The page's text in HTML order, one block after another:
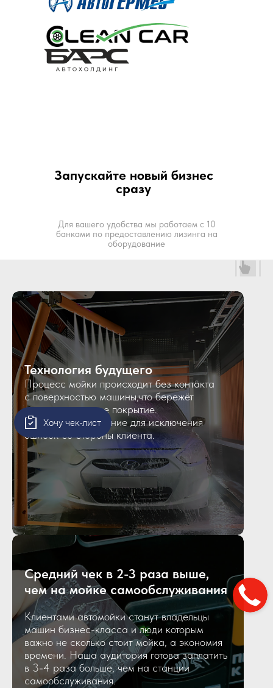
Запускайте новый бизнес
сразу
Для вашего удобства мы работаем с 10
банками по предоставлению лизинга на
оборудование
Технология будущего
Процесс мойки происходит без контакта
с поверхностью машины,что бережёт
ее лакокрасочное покрытие.
Голосовое управление для исключения
ошибок со стороны клиента.
Средний чек в 2-3 раза выше,
чем на мойке самообслуживания
Клиентами автомойки станут владельцы
машин бизнес-класса и люди которым
важно не сколько стоит мойка, а экономия
времени. Наша аудитория готова заплатить
в 3-4 раза больше, чем на станции
самообслуживания.
Хочу чек-лист